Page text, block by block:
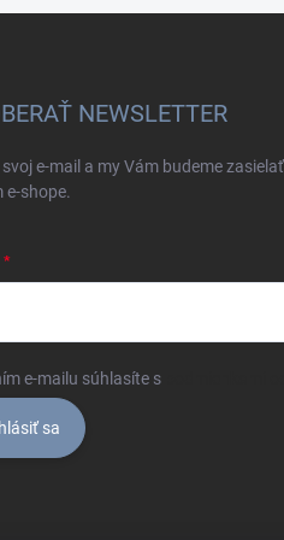
NEWSLETTER
e-mail a my Vám budeme
e-shope.
e-mailu súhlasíte s
sa